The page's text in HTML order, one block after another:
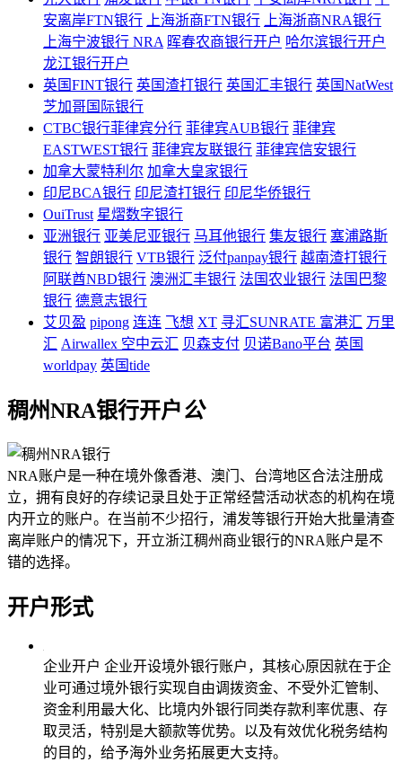
安离岸FTN银行
上海浙商FTN银行
上海浙商NRA银行
上海宁波银行 NRA 晖春农商银行开户 哈尔滨银行开户
龙江银行开户
英国FINT银行 英国渣打银行 英国汇丰银行 英国NatWest
芝加哥国际银行
CTBC银行菲律宾分行 菲律宾AUB银行 菲律宾
EASTWEST银行 菲律宾友联银行 菲律宾信安银行
加拿大蒙特利尔 加拿大皇家银行
印尼BCA银行 印尼渣打银行 印尼华侨银行
OuiTrust 星熠数字银行
亚洲银行 亚美尼亚银行 马耳他银行 集友银行 塞浦路斯
银行 智朗银行 VTB银行 泛付panpay银行 越南渣打银行
阿联酋NBD银行 澳洲汇丰银行 法国农业银行 法国巴黎
银行 德意志银行
艾贝盈 pipong 连连 飞想 XT 寻汇SUNRATE 富港汇 万里
汇 Airwallex 空中云汇 贝森支付 贝诺Bano平台 英国
worldpay 英国tide
稠州NRA银行开户公
NRA账户是一种在境外像香港、澳门、台湾地区合法注册成
立，拥有良好的存续记录且处于正常经营活动状态的机构在境
内开立的账户。在当前不少招行，浦发等银行开始大批量清查
离岸账户的情况下，开立浙江稠州商业银行的NRA账户是不
错的选择。
开户形式
企业开户 企业开设境外银行账户，其核心原因就在于企
业可通过境外银行实现自由调拨资金、不受外汇管制、
资金利用最大化、比境内外银行同类存款利率优惠、存
取灵活，特别是大额款等优势。以及有效优化税务结构
的目的，给予海外业务拓展更大支持。